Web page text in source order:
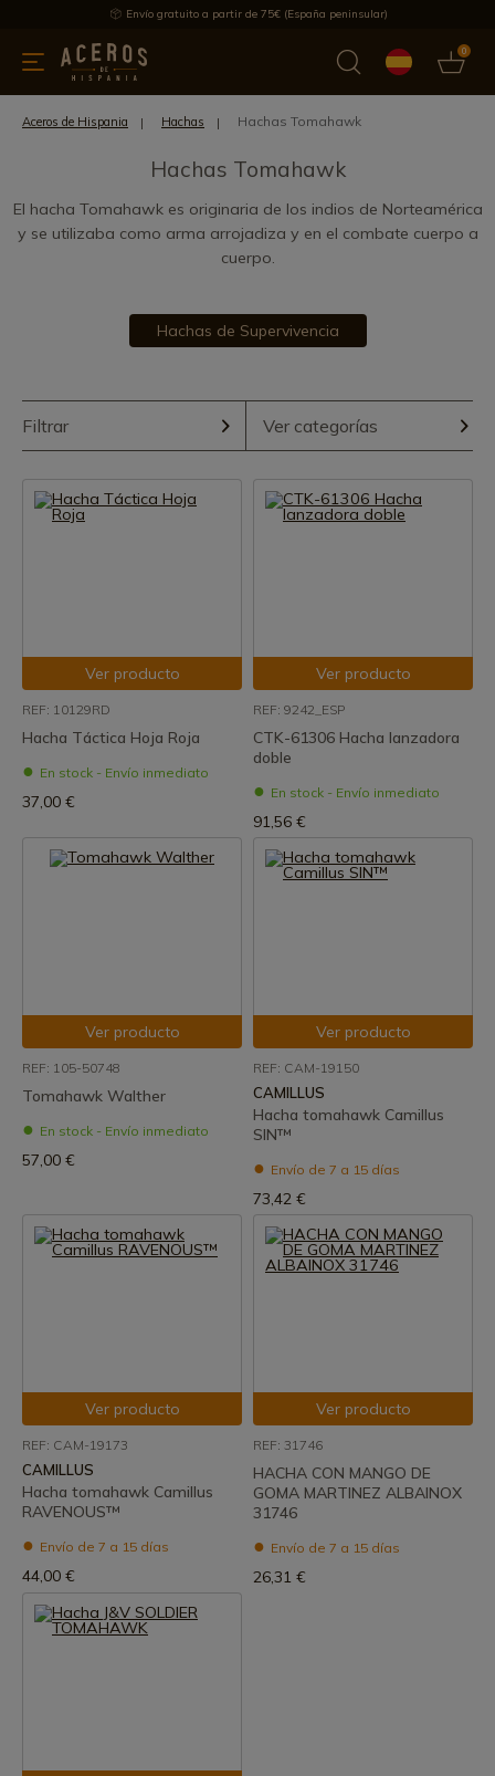
Envío gratuito a partir de 75€ (España peninsular)
0
menaje Ofertas Ultimas novedades Los más vendidos
Aceros de Hispania Hachas Hachas Tomahawk
Hachas Tomahawk
El hacha Tomahawk es originaria de los indios de Norteamérica
y se utilizaba como arma arrojadiza y en el combate cuerpo a
cuerpo.
Hachas de Supervivencia
Filtrar Ver categorías
Ver producto
REF: 10129RD
Hacha Táctica Hoja Roja
En stock - Envío inmediato
37,00 €
Ver producto
REF: 9242_ESP
CTK-61306 Hacha lanzadora
doble
En stock - Envío inmediato
91,56 €
Ver producto
REF: 105-50748
Tomahawk Walther
En stock - Envío inmediato
57,00 €
Ver producto
REF: CAM-19150
CAMILLUS
Hacha tomahawk Camillus
SIN™
Envío de 7 a 15 días
73,42 €
Ver producto
REF: CAM-19173
CAMILLUS
Hacha tomahawk Camillus
RAVENOUS™
Envío de 7 a 15 días
44,00 €
Ver producto
REF: 31746
HACHA CON MANGO DE
GOMA MARTINEZ ALBAINOX
31746
Envío de 7 a 15 días
26,31 €